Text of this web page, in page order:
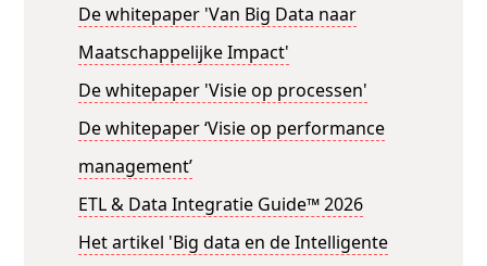
De whitepaper 'Van Big Data naar
Maatschappelijke Impact'
De whitepaper 'Visie op processen'
De whitepaper ‘Visie op performance
management’
ETL & Data Integratie Guide™ 2026
Het artikel 'Big data en de Intelligente